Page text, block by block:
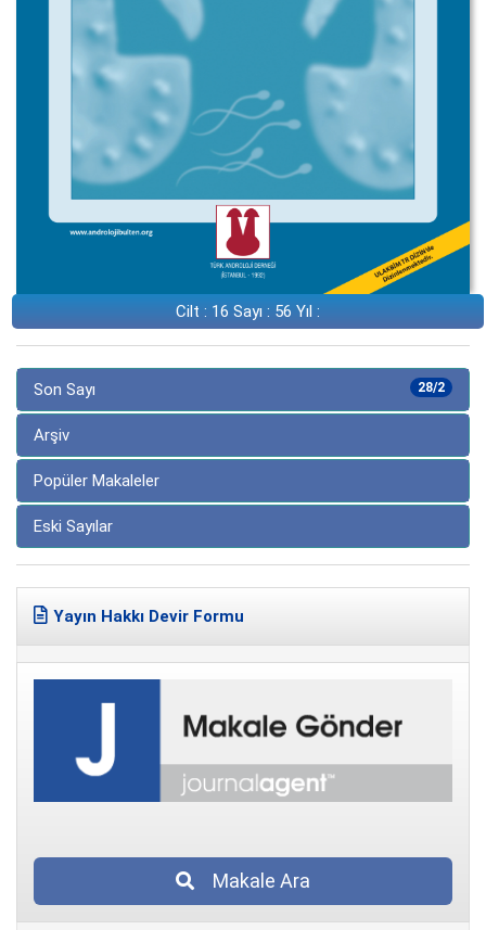
Cilt : 16 Sayı : 56 Yıl :
28/2
Son Sayı
Arşiv
Popüler Makaleler
Eski Sayılar
Yayın Hakkı Devir Formu
Makale Ara